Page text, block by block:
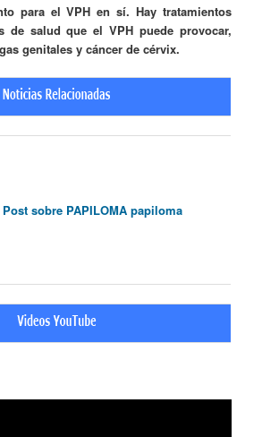
para el VPH en sí. Hay tratamientos
de salud que el VPH puede provocar,
genitales y cáncer de cérvix.
Post sobre PAPILOMA papiloma